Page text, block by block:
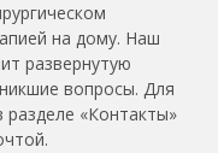
на дому. Наш
развернутую
вопросы. Для
разделе «Контакты»